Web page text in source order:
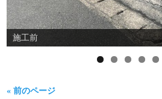
施工前
« 前のページ